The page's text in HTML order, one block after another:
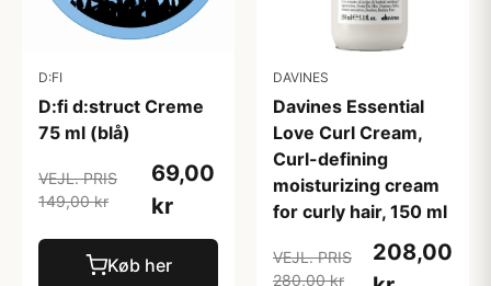
D:FI
D:fi d:struct Creme
75 ml (blå)
VEJL. PRIS
149,00 kr
69,00
kr
Køb her
DAVINES
Davines Essential
Love Curl Cream,
Curl-defining
moisturizing cream
for curly hair, 150 ml
VEJL. PRIS
280,00 kr
208,00